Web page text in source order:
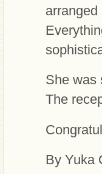
She was
The
By Yuka